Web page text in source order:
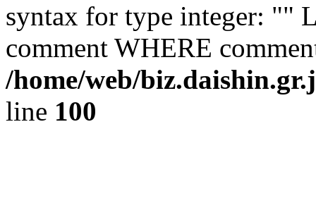
syntax for type integer: ""
comment WHERE
/home/web/
line 100